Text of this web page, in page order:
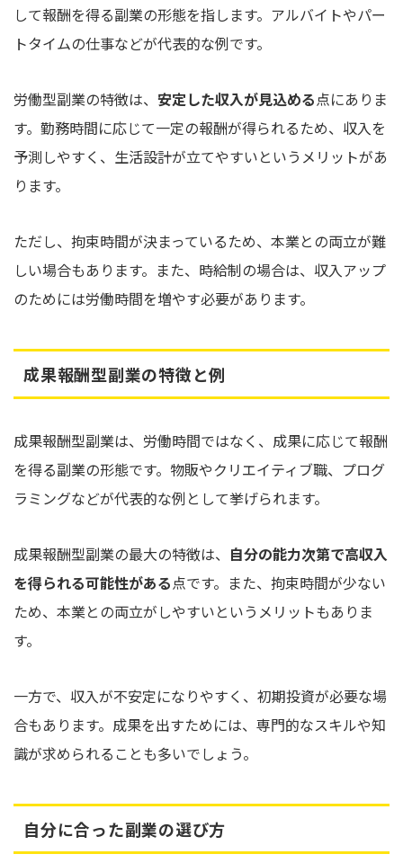
して報酬を得る副業の形態を指します。アルバイトやパー
トタイムの仕事などが代表的な例です。
労働型副業の特徴は、 安定した収入が見込める点にありま
す。勤務時間に応じて一定の報酬が得られるため、収入を
予測しやすく、生活設計が立てやすいというメリットがあ
ります。
ただし、拘束時間が決まっているため、本業との両立が難
しい場合もあります。また、時給制の場合は、収入アップ
のためには労働時間を増やす必要があります。
成果報酬型副業の特徴と例
成果報酬型副業は、労働時間ではなく、成果に応じて報酬
を得る副業の形態です。物販やクリエイティブ職、プログ
ラミングなどが代表的な例として挙げられます。
成果報酬型副業の最大の特徴は、 自分の能力次第で高収入
を得られる可能性がある点です。また、拘束時間が少ない
ため、本業との両立がしやすいというメリットもありま
す。
一方で、収入が不安定になりやすく、初期投資が必要な場
合もあります。成果を出すためには、専門的なスキルや知
識が求められることも多いでしょう。
自分に合った副業の選び方